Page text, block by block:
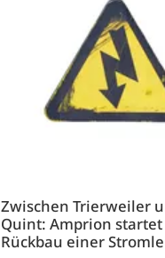
Zwischen Trierweiler
Quint: Amprion startet
Rückbau einer